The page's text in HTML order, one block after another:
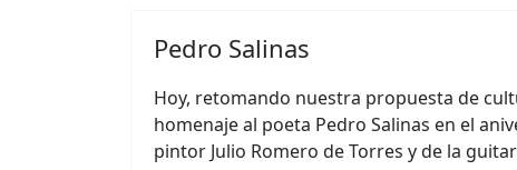
Pedro Salinas
Hoy, retomando nuestra propuesta de
homenaje al poeta Pedro Salinas en el
pintor Julio Romero de Torres y de la